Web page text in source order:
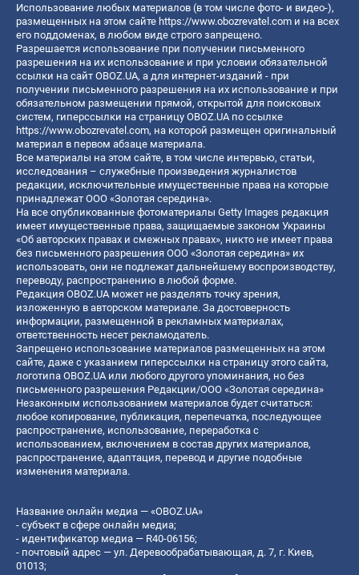
Использование любых материалов (в том числе фото- и видео-),
размещенных на этом сайте https://www.obozrevatel.com и на всех
его поддоменах, в любом виде строго запрещено.
Разрешается использование при получении письменного
разрешения на их использование и при условии обязательной
ссылки на сайт OBOZ.UA, а для интернет-изданий - при
получении письменного разрешения на их использование и при
обязательном размещении прямой, открытой для поисковых
систем, гиперссылки на страницу OBOZ.UA по ссылке
https://www.obozrevatel.com, на которой размещен оригинальный
материал в первом абзаце материала.
Все материалы на этом сайте, в том числе интервью, статьи,
исследования – служебные произведения журналистов
редакции, исключительные имущественные права на которые
принадлежат ООО «Золотая середина».
На все опубликованные фотоматериалы Getty Images редакция
имеет имущественные права, защищаемые законом Украины
«Об авторских правах и смежных правах», никто не имеет права
без письменного разрешения ООО «Золотая середина» их
использовать, они не подлежат дальнейшему воспроизводству,
переводу, распространению в любой форме.
Редакция OBOZ.UA может не разделять точку зрения,
изложенную в авторском материале. За достоверность
информации, размещенной в рекламных материалах,
ответственность несет рекламодатель.
Запрещено использование материалов размещенных на этом
сайте, даже с указанием гиперссылки на страницу этого сайта,
логотипа OBOZ.UA или любого другого упоминания, но без
письменного разрешения Редакции/ООО «Золотая середина»
Незаконным использованием материалов будет считаться:
любое копирование, публикация, перепечатка, последующее
распространение, использование, переработка с
использованием, включением в состав других материалов,
распространение, адаптация, перевод и другие подобные
изменения материала.
Название онлайн медиа — «OBOZ.UA»
- субъект в сфере онлайн медиа;
- идентификатор медиа — R40-06156;
- почтовый адрес — ул. Деревообрабатывающая, д. 7, г. Киев,
01013;